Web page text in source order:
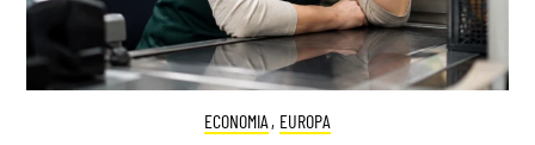
ECONOMIA , EUROPA